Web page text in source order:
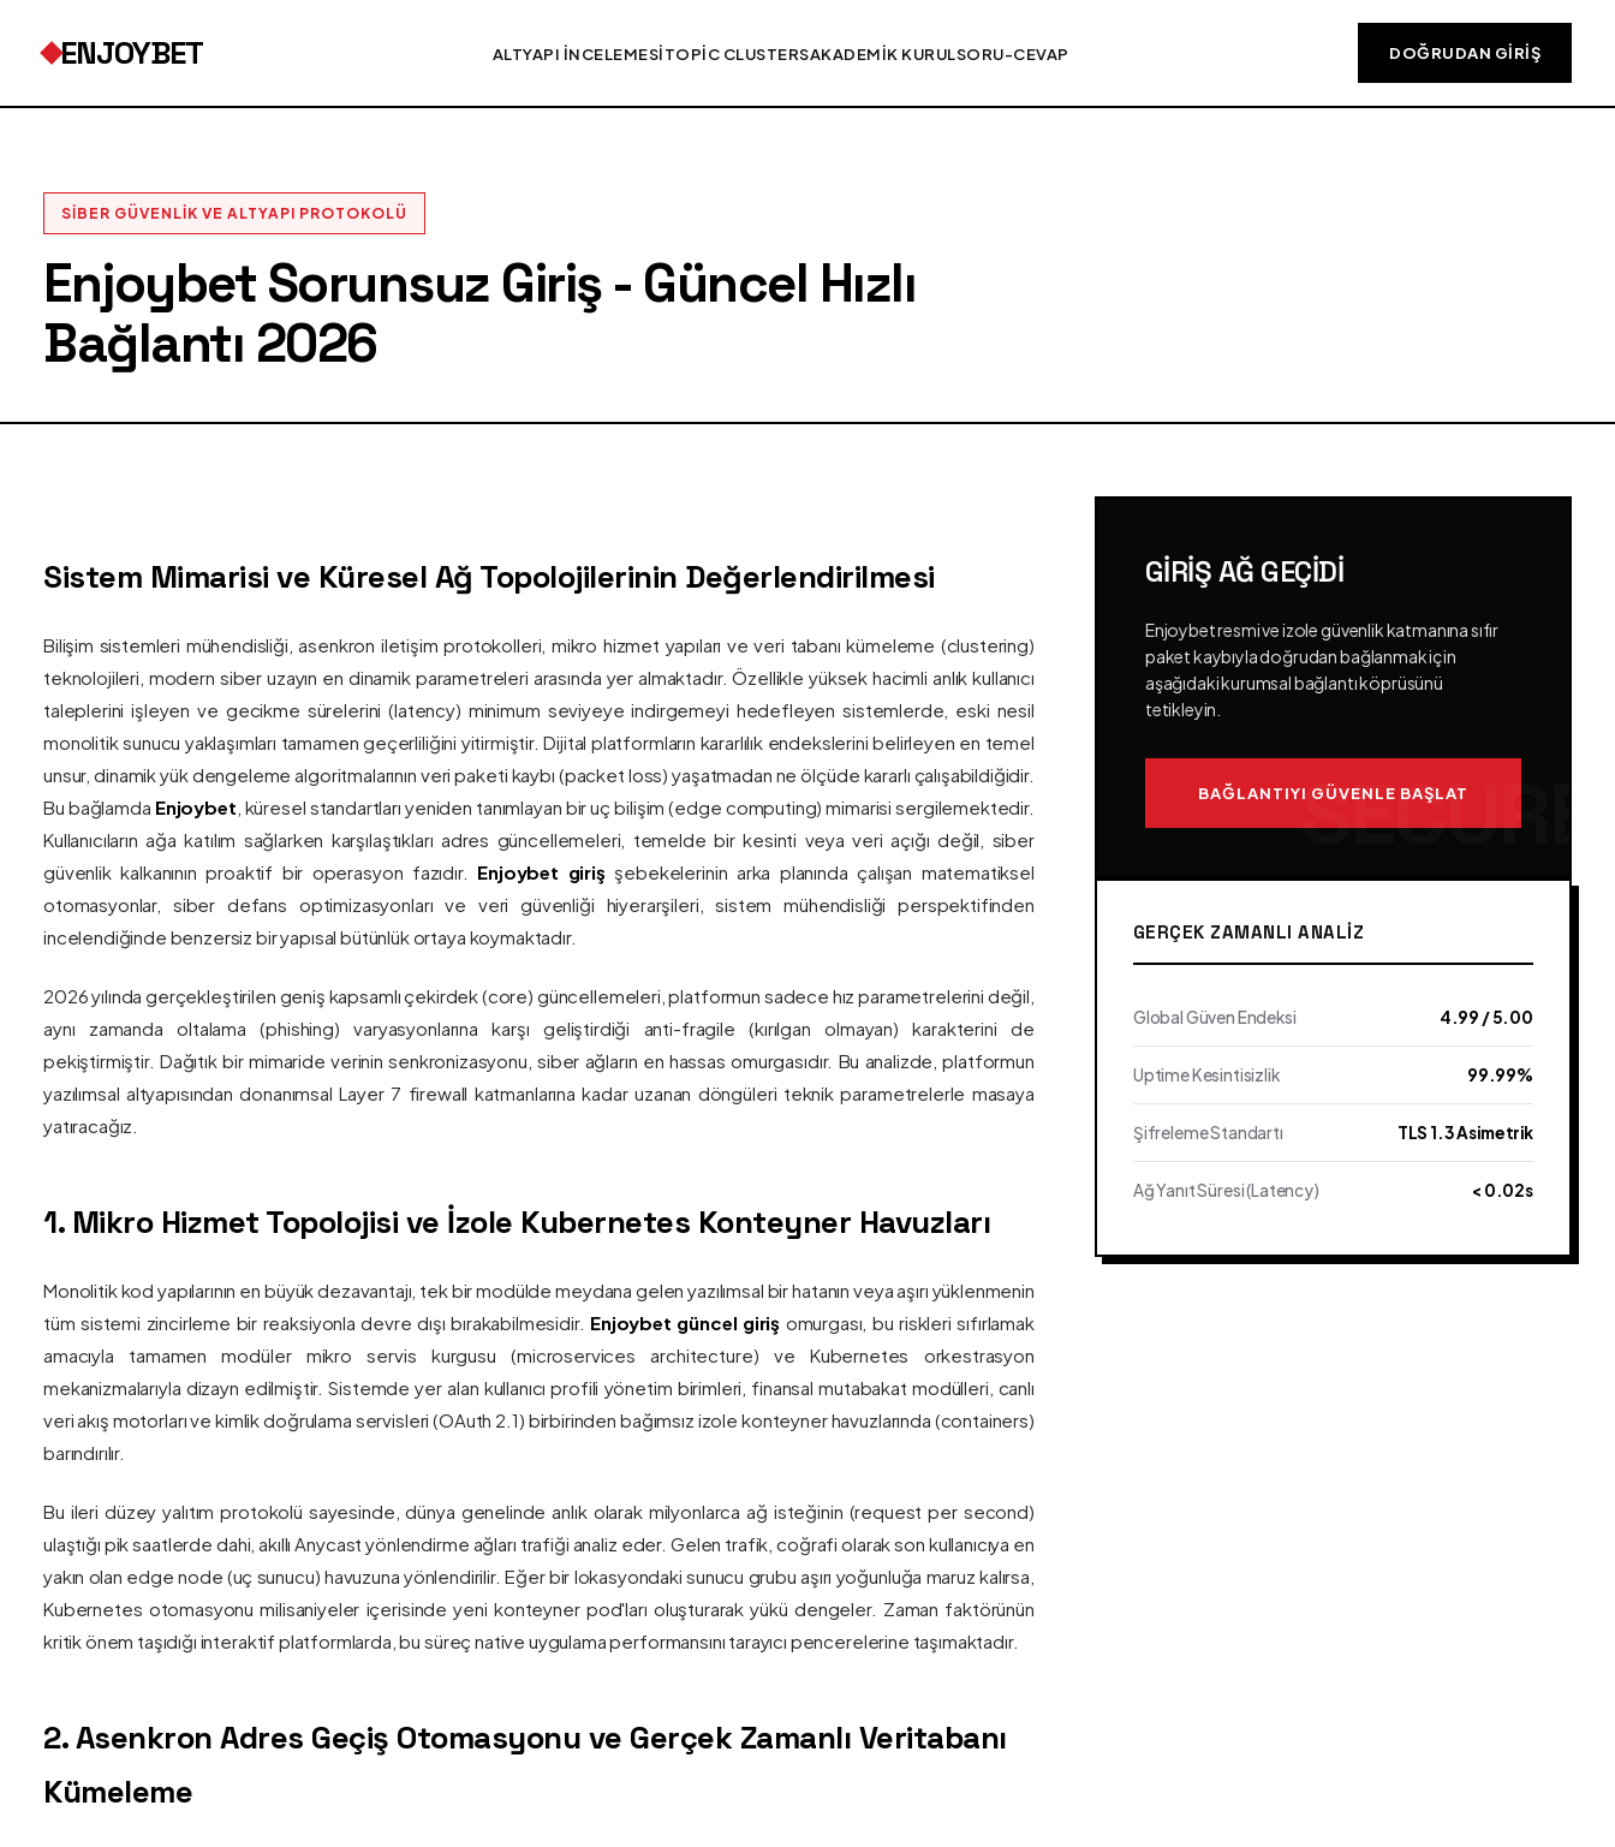
ENJOYBET ALTYAPI İNCELEMESITOPIC CLUSTERSAKADEMIK KURULSORU-CEVAP DOĞRUDAN GIRIŞ
SIBER GÜVENLIK VE ALTYAPI PROTOKOLÜ
Enjoybet Sorunsuz Giriş - Güncel Hızlı
Bağlantı 2026
Sistem Mimarisi ve Küresel Ağ Topolojilerinin Değerlendirilmesi
Bilişim sistemleri mühendisliği, asenkron iletişim protokolleri, mikro hizmet yapıları ve veri tabanı kümeleme (clustering)
teknolojileri, modern siber uzayın en dinamik parametreleri arasında yer almaktadır. Özellikle yüksek hacimli anlık kullanıcı
taleplerini işleyen ve gecikme sürelerini (latency) minimum seviyeye indirgemeyi hedefleyen sistemlerde, eski nesil
monolitik sunucu yaklaşımları tamamen geçerliliğini yitirmiştir. Dijital platformların kararlılık endekslerini belirleyen en temel
unsur, dinamik yük dengeleme algoritmalarının veri paketi kaybı (packet loss) yaşatmadan ne ölçüde kararlı çalışabildiğidir.
Bu bağlamda Enjoybet , küresel standartları yeniden tanımlayan bir uç bilişim (edge computing) mimarisi sergilemektedir.
Kullanıcıların ağa katılım sağlarken karşılaştıkları adres güncellemeleri, temelde bir kesinti veya veri açığı değil, siber
güvenlik kalkanının proaktif bir operasyon fazıdır. Enjoybet giriş şebekelerinin arka planında çalışan matematiksel
otomasyonlar, siber defans optimizasyonları ve veri güvenliği hiyerarşileri, sistem mühendisliği perspektifinden
incelendiğinde benzersiz bir yapısal bütünlük ortaya koymaktadır.
2026 yılında gerçekleştirilen geniş kapsamlı çekirdek (core) güncellemeleri, platformun sadece hız parametrelerini değil,
aynı zamanda oltalama (phishing) varyasyonlarına karşı geliştirdiği anti-fragile (kırılgan olmayan) karakterini de
pekiştirmiştir. Dağıtık bir mimaride verinin senkronizasyonu, siber ağların en hassas omurgasıdır. Bu analizde, platformun
yazılımsal altyapısından donanımsal Layer 7 firewall katmanlarına kadar uzanan döngüleri teknik parametrelerle masaya
yatıracağız.
1. Mikro Hizmet Topolojisi ve İzole Kubernetes Konteyner Havuzları
Monolitik kod yapılarının en büyük dezavantajı, tek bir modülde meydana gelen yazılımsal bir hatanın veya aşırı yüklenmenin
tüm sistemi zincirleme bir reaksiyonla devre dışı bırakabilmesidir. Enjoybet güncel giriş omurgası, bu riskleri sıfırlamak
amacıyla tamamen modüler mikro servis kurgusu (microservices architecture) ve Kubernetes orkestrasyon
mekanizmalarıyla dizayn edilmiştir. Sistemde yer alan kullanıcı profili yönetim birimleri, finansal mutabakat modülleri, canlı
veri akış motorları ve kimlik doğrulama servisleri (OAuth 2.1) birbirinden bağımsız izole konteyner havuzlarında (containers)
barındırılır.
Bu ileri düzey yalıtım protokolü sayesinde, dünya genelinde anlık olarak milyonlarca ağ isteğinin (request per second)
ulaştığı pik saatlerde dahi, akıllı Anycast yönlendirme ağları trafiği analiz eder. Gelen trafik, coğrafi olarak son kullanıcıya en
yakın olan edge node (uç sunucu) havuzuna yönlendirilir. Eğer bir lokasyondaki sunucu grubu aşırı yoğunluğa maruz kalırsa,
Kubernetes otomasyonu milisaniyeler içerisinde yeni konteyner pod'ları oluşturarak yükü dengeler. Zaman faktörünün
kritik önem taşıdığı interaktif platformlarda, bu süreç native uygulama performansını tarayıcı pencerelerine taşımaktadır.
2. Asenkron Adres Geçiş Otomasyonu ve Gerçek Zamanlı Veritabanı
Kümeleme
GIRIŞ AĞ GEÇIDI
Enjoybet resmi ve izole güvenlik katmanına sıfır
paket kaybıyla doğrudan bağlanmak için
aşağıdaki kurumsal bağlantı köprüsünü
tetikleyin.
BAĞLANTIYI GÜVENLE BAŞLAT
GERÇEK ZAMANLI ANALIZ
Global Güven Endeksi 4.99 / 5.00
Uptime Kesintisizlik 99.99%
Şifreleme Standartı TLS 1.3 Asimetrik
Ağ Yanıt Süresi (Latency) < 0.02s